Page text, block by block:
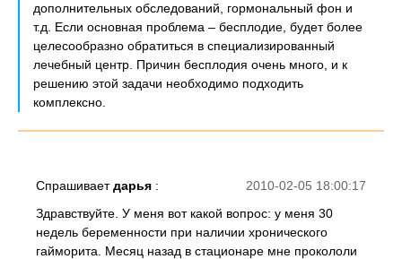
дополнительных обследований, гормональный фон и
т.д. Если основная проблема – бесплодие, будет более
целесообразно обратиться в специализированный
лечебный центр. Причин бесплодия очень много, и к
решению этой задачи необходимо подходить
комплексно.
2010-02-05 18:00:17
Спрашиваетдарья :
Здравствуйте. У меня вот какой вопрос: у меня 30
недель беременности при наличии хронического
гайморита. Месяц назад в стационаре мне прокололи